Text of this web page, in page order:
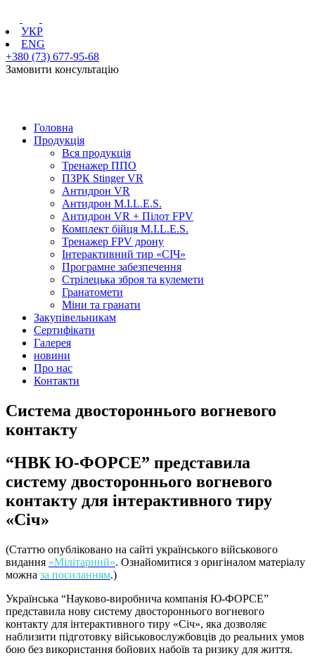
УКР
ENG
+380 (73) 677-95-68
Замовити консультацію
Головна
Продукція
Вся продукція
Тренажер ППО
ПЗРК Stinger VR
Антидрон VR
Антидрон M.I.L.E.S.
Антидрон VR + Пілот FPV
Комплект бійця M.I.L.E.S.
Тренажер FPV дрону
Інтерактивний тир «СІЧ»
Програмне забезпечення
Стрілецька зброя та кулемети
Гранатомети
Міни та гранати
Закупівельникам
Сертифікати
Галерея
новини
Про нас
Контакти
Система двостороннього вогневого
контакту
“НВК Ю-ФОРСЕ” представила
систему двостороннього вогневого
контакту для інтерактивного тиру
«Січ»
(Статтю опубліковано на сайті українського військового
видання «Мілітарний». Ознайомитися з оригіналом матеріалу
можна за посиланням.)
Українська “Науково-виробнича компанія Ю-ФОРСЕ”
представила нову систему двостороннього вогневого
контакту для інтерактивного тиру «Січ», яка дозволяє
наблизити підготовку військовослужбовців до реальних умов
бою без використання бойових набоїв та ризику для життя.